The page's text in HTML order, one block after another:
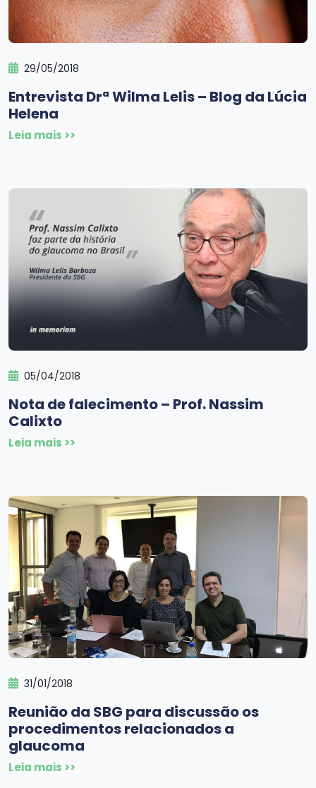
29/05/2018
Entrevista Drª Wilma Lelis – Blog da Lúcia
Helena
Leia mais >>
05/04/2018
Nota de falecimento – Prof. Nassim
Calixto
Leia mais >>
31/01/2018
Reunião da SBG para discussão os
procedimentos relacionados a
glaucoma
Leia mais >>